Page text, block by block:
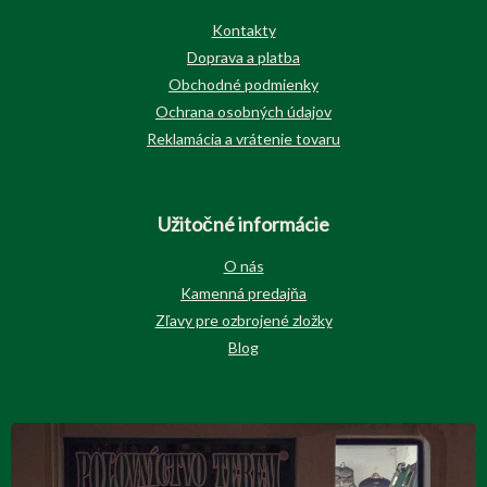
Kontakty
Doprava a platba
Obchodné podmienky
Ochrana osobných údajov
Reklamácia a vrátenie tovaru
Užitočné informácie
O nás
Kamenná predajňa
Zľavy pre ozbrojené zložky
Blog